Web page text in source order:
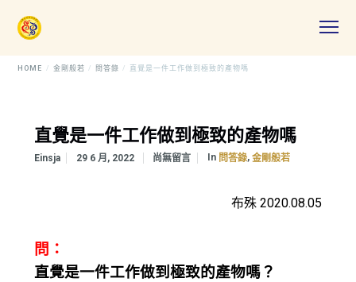
HOME 金剛般若 問答錄 直覺是一件工作做到極致的產物嗎
直覺是一件工作做到極致的產物嗎
Einsja 29 6 月, 2022 尚無留言 In 問答錄, 金剛般若
布殊 2020.08.05
問：
直覺是一件工作做到極致的產物嗎？